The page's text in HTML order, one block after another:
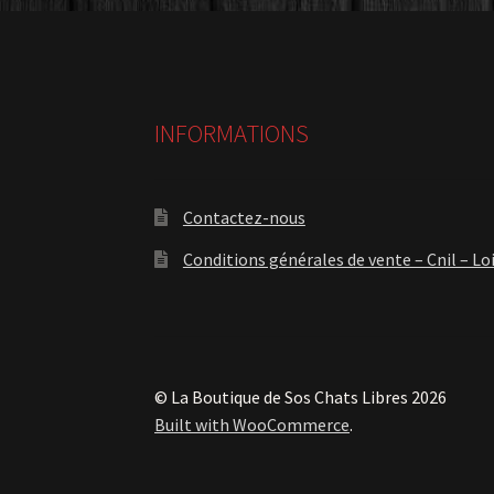
INFORMATIONS
Contactez-nous
Conditions générales de vente – Cnil –
© La Boutique de Sos Chats Libres 2026
Built with WooCommerce.